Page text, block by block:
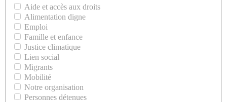
Aide et accès aux droits
Alimentation digne
Emploi
Famille et enfance
Justice climatique
Lien social
Migrants
Mobilité
Notre organisation
Personnes détenues